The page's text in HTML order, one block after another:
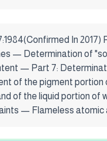
In 2017)
— Determination of
— Part 7:
of the pigment portion
of the liquid portion of
— Flameless atomic